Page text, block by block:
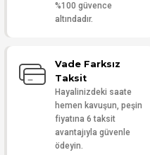
%100 güvence
altındadır.
Vade Farksız
Taksit
Hayalinizdeki saate
hemen kavuşun, peşin
fiyatına 6 taksit
avantajıyla güvenle
ödeyin.